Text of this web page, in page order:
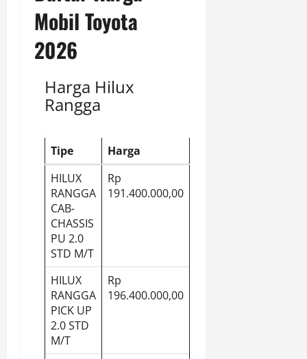
Mobil Toyota
2026
Harga Hilux
Rangga
Tipe
Harga
HILUX
RANGGA
CAB-
CHASSIS
PU 2.0
STD M/T
Rp
191.400.000,00
HILUX
RANGGA
PICK UP
2.0 STD
M/T
Rp
196.400.000,00